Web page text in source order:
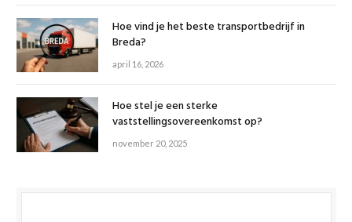
Hoe vind je het beste transportbedrijf in
Breda?
april 16, 2026
Hoe stel je een sterke
vaststellingsovereenkomst op?
november 20, 2025